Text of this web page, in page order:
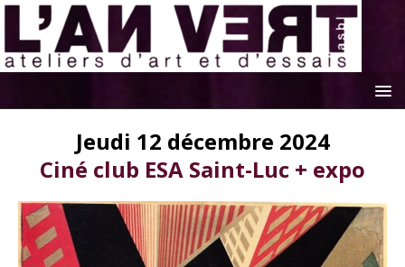
Jeudi 12 décembre 2024
Ciné club ESA Saint-Luc + expo